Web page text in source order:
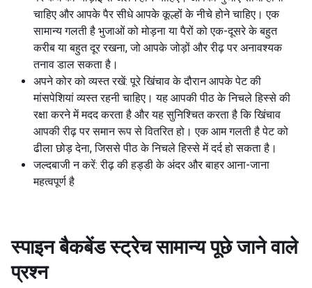
चाहिए और आपके पैर सीधे आपके कूल्हों के नीचे होने चाहिए। एक
सामान्य गलती है भुजाओं को मोड़ना या पैरों को एक-दूसरे के बहुत
करीब या बहुत दूर रखना, जो आपके जोड़ों और रीढ़ पर अनावश्यक
तनाव डाल सकता है।
अपने कोर को व्यस्त रखें: पूरे खिंचाव के दौरान आपके पेट की
मांसपेशियां व्यस्त रहनी चाहिए। यह आपकी पीठ के निचले हिस्से की
रक्षा करने में मदद करता है और यह सुनिश्चित करता है कि खिंचाव
आपकी रीढ़ पर समान रूप से वितरित हो। एक आम गलती है पेट को
ढीला छोड़ देना, जिससे पीठ के निचले हिस्से में दर्द हो सकता है।
जल्दबाजी न करें: रीढ़ की हड्डी के अंदर और बाहर आना-जाना
महत्वपूर्ण है
स्पाइन बैकबेंड स्ट्रेच सामान्य पूछे जाने वाले
प्रश्न